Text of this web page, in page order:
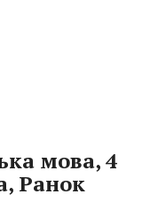
мова, 4
Ранок